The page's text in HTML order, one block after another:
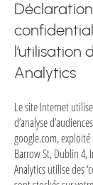
l’utilisation
Analytics
Le site Internet
d’analyse
google.com,
Barrow St, Dublin 4,
Analytics utilise des